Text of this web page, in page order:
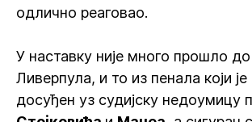
одлично реаговао.
У наставку није много прошло
Ливерпула, и то из пенала који
досуђен уз судијску недоумицу